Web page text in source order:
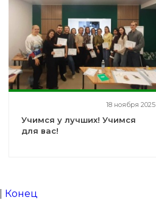
18 ноября 2025
Учимся у лучших! Учимся
для вас!
Конец